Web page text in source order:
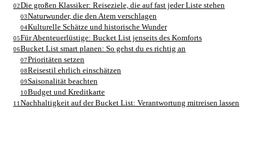
02Die großen Klassiker: Reiseziele, die auf fast jeder Liste stehen
03Naturwunder, die den Atem verschlagen
04Kulturelle Schätze und historische Wunder
05Für Abenteuerlüstige: Bucket List jenseits des Komforts
06Bucket List smart planen: So gehst du es richtig an
07Prioritäten setzen
08Reisestil ehrlich einschätzen
09Saisonalität beachten
10Budget und Kreditkarte
11 Nachhaltigkeit auf der Bucket List: Verantwortung mitreisen lassen